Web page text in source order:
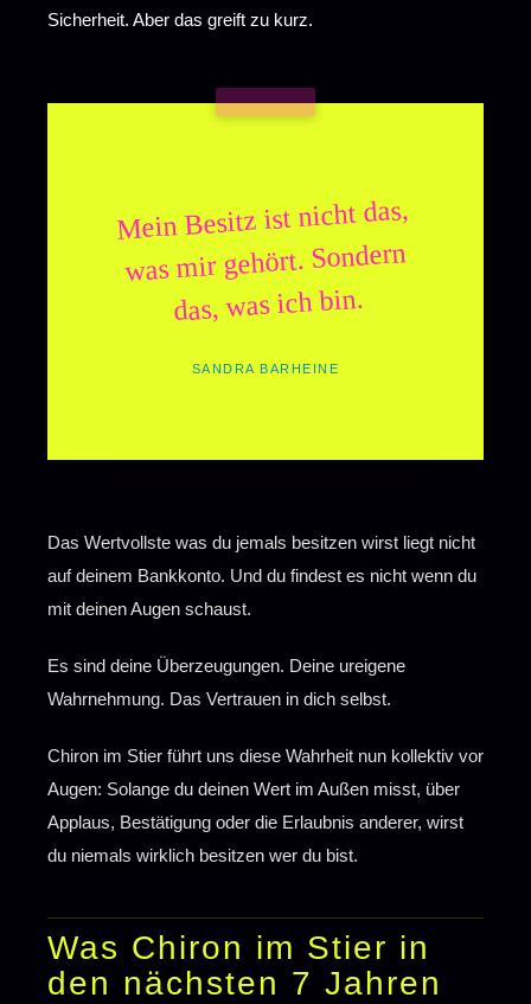
Sicherheit. Aber das greift zu kurz.
Mein Besitz ist nicht das,
was mir gehört. Sondern
das, was ich bin.
SANDRA BARHEINE
Das Wertvollste was du jemals besitzen wirst liegt nicht
auf deinem Bankkonto. Und du findest es nicht wenn du
mit deinen Augen schaust.
Es sind deine Überzeugungen. Deine ureigene
Wahrnehmung. Das Vertrauen in dich selbst.
Chiron im Stier führt uns diese Wahrheit nun kollektiv vor
Augen: Solange du deinen Wert im Außen misst, über
Applaus, Bestätigung oder die Erlaubnis anderer, wirst
du niemals wirklich besitzen wer du bist.
Was Chiron im Stier in
den nächsten 7 Jahren